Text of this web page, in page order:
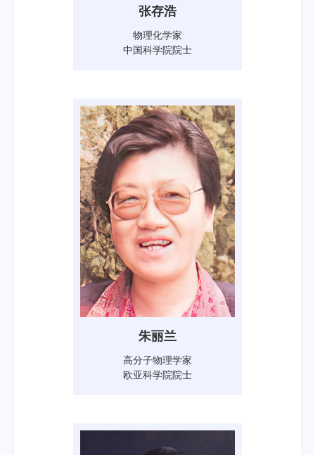
张存浩
物理化学家
中国科学院院士
朱丽兰
高分子物理学家
欧亚科学院院士